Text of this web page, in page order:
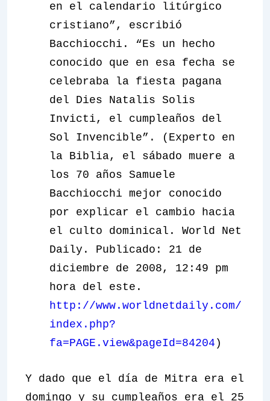
en el calendario litúrgico
cristiano”, escribió
Bacchiocchi. “Es un hecho
conocido que en esa fecha se
celebraba la fiesta pagana
del Dies Natalis Solis
Invicti, el cumpleaños del
Sol Invencible”. (Experto en
la Biblia, el sábado muere a
los 70 años Samuele
Bacchiocchi mejor conocido
por explicar el cambio hacia
el culto dominical. World Net
Daily. Publicado: 21 de
diciembre de 2008, 12:49 pm
hora del este.
http://www.worldnetdaily.com/
index.php?
fa=PAGE.view&pageId=84204 )
Y dado que el día de Mitra era el
domingo y su cumpleaños era el 25